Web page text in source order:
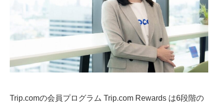
Trip.comの会員プログラム Trip.com Rewards は6段階の